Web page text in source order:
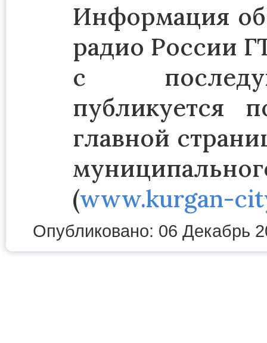
Информация об
радио России
с
публикуется
главной
(www.kurgan-
Опубликовано: 06 Декабрь